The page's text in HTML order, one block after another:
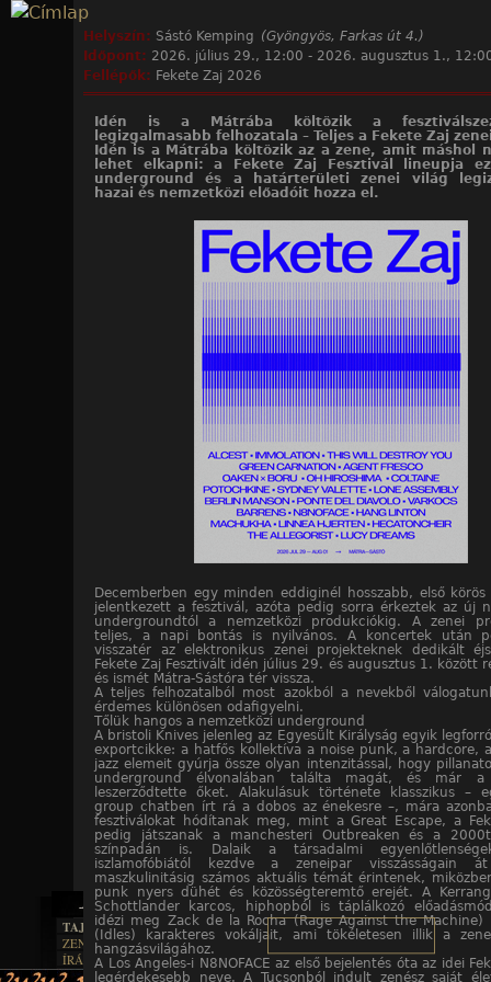
Helyszín: Sástó Kemping (Gyöngyös, Farkas út 4.)
Időpont: 2026. július 29., 12:00 - 2026. augusztus 1.,
Fellépők: Fekete Zaj 2026
Idén is a Mátrába költözik a
legizgalmasabb felhozatala – Teljes a Fekete Zaj
Idén is a Mátrába költözik az a zene, amit máshol
lehet elkapni: a Fekete Zaj Fesztivál lineupja
underground és a határterületi zenei világ
hazai és nemzetközi előadóit hozza el.
Decemberben egy minden eddiginél hosszabb, első körös
jelentkezett a fesztivál, azóta pedig sorra érkeztek az új
undergroundtól a nemzetközi produkciókig. A zenei
teljes, a napi bontás is nyilvános. A koncertek után
visszatér az elektronikus zenei projekteknek dedikált
Fekete Zaj Fesztivált idén július 29. és augusztus 1. között
és ismét Mátra-Sástóra tér vissza.
A teljes felhozatalból most azokból a nevekből
érdemes különösen odafigyelni.
Tőlük hangos a nemzetközi underground
A bristoli Knives jelenleg az Egyesült Királyság egyik
exportcikke: a hatfős kollektíva a noise punk, a hardcore,
jazz elemeit gyúrja össze olyan intenzitással, hogy
underground élvonalában találta magát, és már a
leszerződtette őket. Alakulásuk története klasszikus –
group chatben írt rá a dobos az énekesre –, mára
fesztiválokat hódítanak meg, mint a Great Escape, a
pedig játszanak a manchesteri Outbreaken és a
színpadán is. Dalaik a társadalmi
iszlamofóbiától kezdve a zeneipar visszásságain
maszkulinitásig számos aktuális témát érintenek,
punk nyers dühét és közösségteremtő erejét. A
Schottlander karcos, hiphopból is táplálkozó
idézi meg Zack de la Rocha (Rage Against the Machine)
(Idles) karakteres vokáljait, ami tökéletesen illik a
hangzásvilágához.
A Los Angeles-i N8NOFACE az első bejelentés óta az idei
legérdekesebb neve. A Tucsonból indult zenész saját
TAJTÉKOS LAPOK
ZENE
EGYÜTTESEK
ÍRÁSOK
BOSZORKÁNYKONYHA